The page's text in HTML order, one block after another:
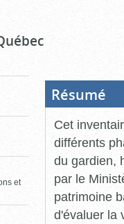
et
Résumé
Cet
différents
du gardien,
par le
patrimoine
d'évaluer la